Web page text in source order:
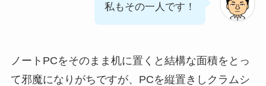
私もその一人です！
ノートPCをそのまま机に置くと結構な面積をとっ
て邪魔になりがちですが、PCを縦置きしクラムシ